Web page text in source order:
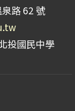
路 62 號
投國民中學